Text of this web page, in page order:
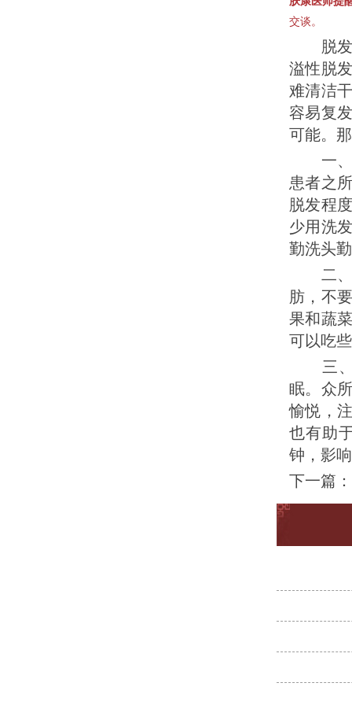
交谈。
脱发是
溢性脱
难清洁
容易复
可能。
一、患
患者之
脱发程
少用洗
勤洗头
二、患
肪，不
果和蔬
可以吃
三、
眠。众
愉悦，
也有助
钟，影
下一篇：